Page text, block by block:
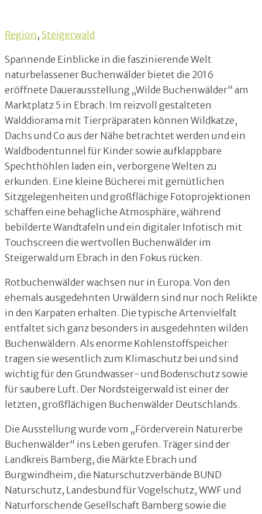
Region , Steigerwald
Spannende Einblicke in die faszinierende Welt
naturbelassener Buchenwälder bietet die 2016
eröffnete Dauerausstellung „Wilde Buchenwälder“ am
Marktplatz 5 in Ebrach. Im reizvoll gestalteten
Walddiorama mit Tierpräparaten können Wildkatze,
Dachs und Co aus der Nähe betrachtet werden und ein
Waldbodentunnel für Kinder sowie aufklappbare
Spechthöhlen laden ein, verborgene Welten zu
erkunden. Eine kleine Bücherei mit gemütlichen
Sitzgelegenheiten und großflächige Fotoprojektionen
schaffen eine behagliche Atmosphäre, während
bebilderte Wandtafeln und ein digitaler Infotisch mit
Touchscreen die wertvollen Buchenwälder im
Steigerwald um Ebrach in den Fokus rücken.
Rotbuchenwälder wachsen nur in Europa. Von den
ehemals ausgedehnten Urwäldern sind nur noch Relikte
in den Karpaten erhalten. Die typische Artenvielfalt
entfaltet sich ganz besonders in ausgedehnten wilden
Buchenwäldern. Als enorme Kohlenstoffspeicher
tragen sie wesentlich zum Klimaschutz bei und sind
wichtig für den Grundwasser- und Bodenschutz sowie
für saubere Luft. Der Nordsteigerwald ist einer der
letzten, großflächigen Buchenwälder Deutschlands.
Die Ausstellung wurde vom „Förderverein Naturerbe
Buchenwälder“ ins Leben gerufen. Träger sind der
Landkreis Bamberg, die Märkte Ebrach und
Burgwindheim, die Naturschutzverbände BUND
Naturschutz, Landesbund für Vogelschutz, WWF und
Naturforschende Gesellschaft Bamberg sowie die